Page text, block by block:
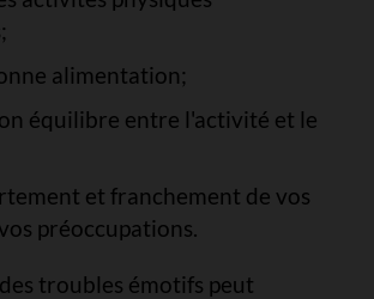
alimentation;
équilibre entre l'activité et le
et franchement de vos
préoccupations.
troubles émotifs peut